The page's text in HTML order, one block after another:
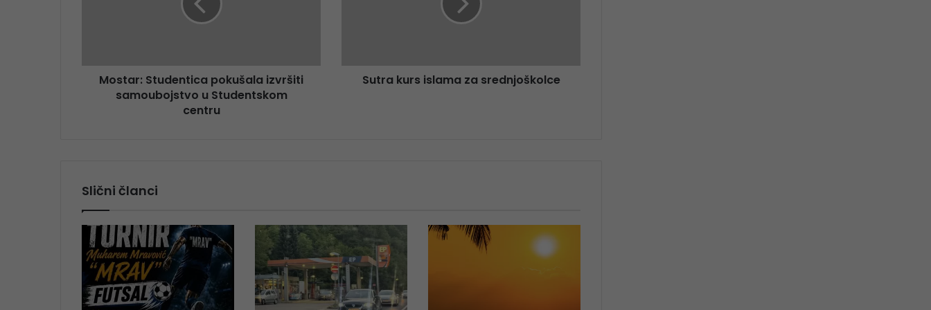
Mostar: Studentica pokušala izvršiti
samoubojstvo u Studentskom
centru
Sutra kurs islama za srednjoškolce
Slični članci